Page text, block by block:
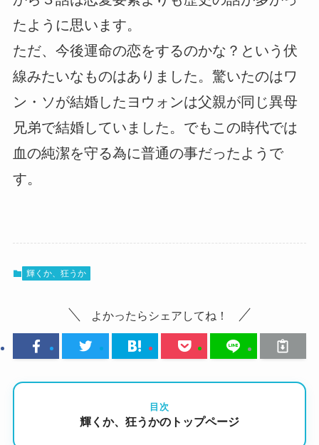
たように思います。
ただ、今後運命の恋をするのかな？という伏
線みたいなものはありました。驚いたのはワ
ン・ソが結婚したヨウォンは父親が同じ異母
兄弟で結婚していました。でもこの時代では
血の純潔を守る為に普通の事だったようで
す。
輝くか、狂うか
よかったらシェアしてね！
目次
輝くか、狂うかのトップページ